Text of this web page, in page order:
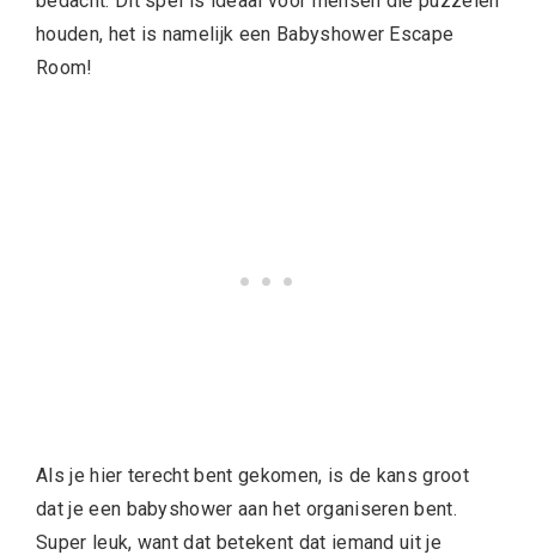
houden, het is namelijk een Babyshower Escape
Room!
Als je hier terecht bent gekomen, is de kans groot
dat je een babyshower aan het organiseren bent.
Super leuk, want dat betekent dat iemand uit je